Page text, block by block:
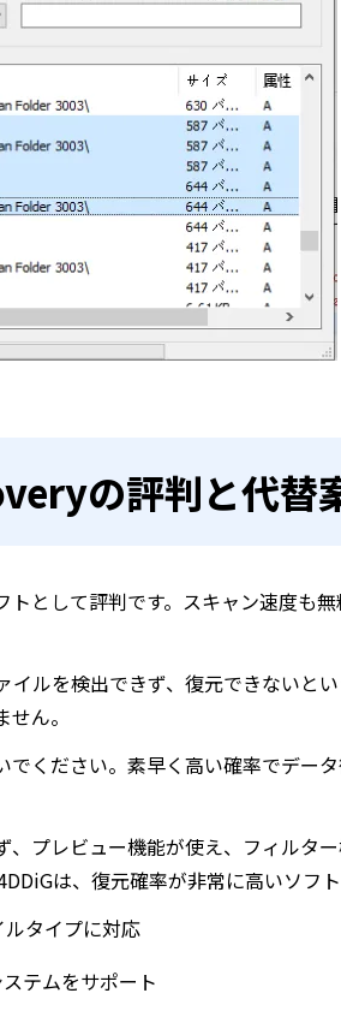
の評判と代替
として評判です。スキャン速度も
ルを検出できず、復元できないと
ん。
ください。素早く高い確率でデー
、プレビュー機能が使え、フィルタ
は、復元確率が非常に高いソフト
タイプに対応
テムをサポート